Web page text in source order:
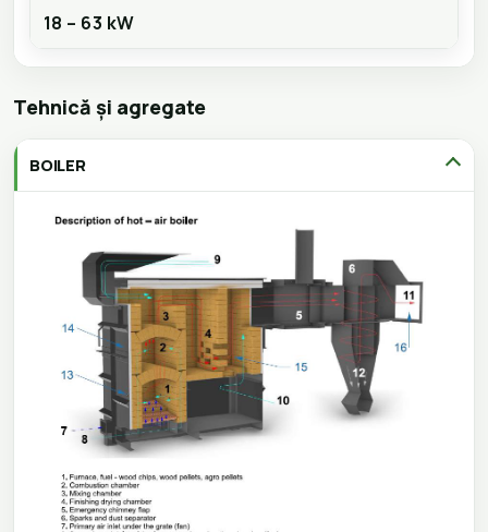
18 – 63 kW
Tehnică și agregate
BOILER